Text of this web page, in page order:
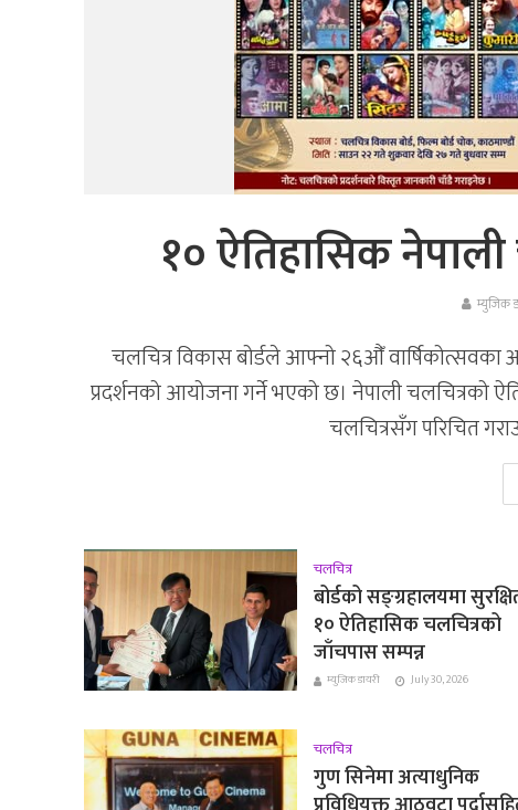
१० ऐतिहासिक
म्युजिक
चलचित्र विकास बोर्डले आफ्नो २६औँ वार्षिकोत्सवका
प्रदर्शनको आयोजना गर्ने भएको छ। नेपाली चलचित्रको
चलचित्रसँग परिचित
चलचित्र
बोर्डको सङ्ग्रहालयमा
१० ऐतिहासिक चलचित्रको
जाँचपास सम्पन्न
म्युजिक डायरी July 30, 2026
चलचित्र
गुण सिनेमा अत्याधुनिक